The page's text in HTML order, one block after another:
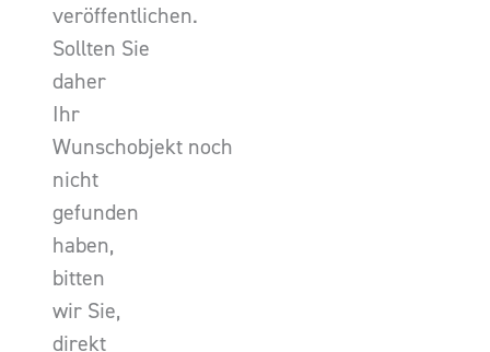
veröffentlichen.
Sollten Sie
daher
Ihr
Wunschobjekt noch
nicht
gefunden
haben,
bitten
wir Sie,
direkt